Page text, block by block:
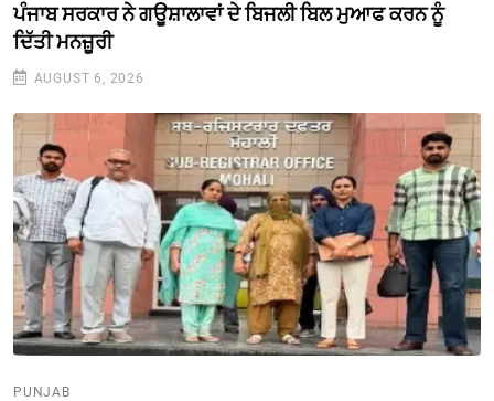
ਪੰਜਾਬ ਸਰਕਾਰ ਨੇ ਗਊਸ਼ਾਲਾਵਾਂ ਦੇ ਬਿਜਲੀ ਬਿਲ ਮੁਆਫ ਕਰਨ ਨੂੰ
ਦਿੱਤੀ ਮਨਜ਼ੂਰੀ
AUGUST 6, 2026
PUNJAB